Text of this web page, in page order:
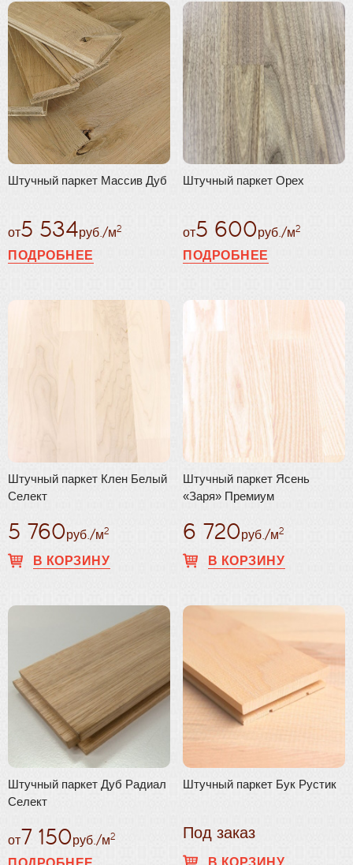
Штучный паркет Массив Дуб
от5 534руб./м2
ПОДРОБНЕЕ
Штучный паркет Орех
от5 600руб./м2
ПОДРОБНЕЕ
Штучный паркет Клен Белый
Селект
5 760руб./м2
В КОРЗИНУ
Штучный паркет Ясень
«Заря» Премиум
6 720руб./м2
В КОРЗИНУ
Штучный паркет Дуб Радиал
Селект
от7 150руб./м2
Штучный паркет Бук Рустик
Под заказ